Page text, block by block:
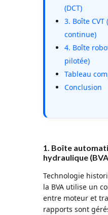
(DCT)
3. Boîte
continue)
4. Boîte
pilotée)
Tableau
Conclusion
1. Boîte
hydraulique
Technologie
la BVA utilise un
entre moteur et
rapports sont